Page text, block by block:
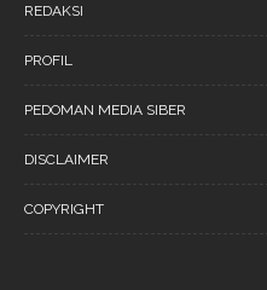
REDAKSI
PROFIL
PEDOMAN MEDIA SIBER
DISCLAIMER
COPYRIGHT